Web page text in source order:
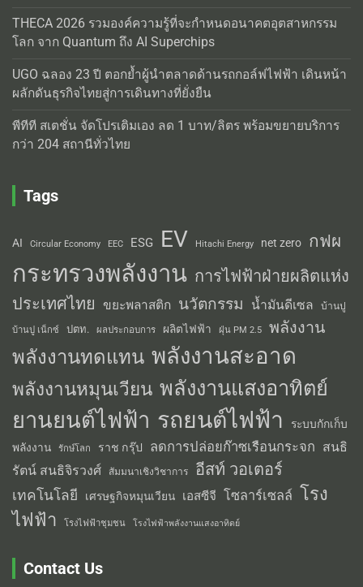
THECA 2026 รวมองค์ความรู้ที่จะกำหนดอนาคตอุตสาหกรรม
โลก จาก Quantum ถึง AI Superchips
UGO ฉลอง 23 ปี ตอกย้ำผู้นำตลาดด้านรถกอล์ฟไฟฟ้า เดินหน้า
ผลักดันธุรกิจไทยสู่การเดินทางที่ยั่งยืน
พีทีที สเตชั่น จัดโปรเติมเอง ลด 1 บาท/ลิตร พร้อมขยายบริการ
กว่า 204 สถานีทั่วไทย
Tags
AI Circular Economy EEC ESG EV Hitachi Energy net zero กฟผ
กระทรวงพลังงาน การไฟฟ้าฝ่ายผลิตแห่ง
ประเทศไทย
ขยะพลาสติก นวัตกรรม น้ำมันดีเซล บ้านปู
บ้านปู เน็กซ์ ปตท. ผลประกอบการ ผลิตไฟฟ้า ฝุ่น PM 2.5 พลังงาน
พลังงานทดแทน พลังงานสะอาด
พลังงานหมุนเวียน พลังงานแสงอาทิตย์
ยานยนต์ไฟฟ้า รถยนต์ไฟฟ้า
ระบบกักเก็บ
พลังงาน
รักษ์โลก ราช กรุ๊ป ลดการปล่อยก๊าซเรือนกระจก สนธิ
รัตน์ สนธิจิรวงศ์
สัมมนาเชิงวิชาการ อีสท์ วอเตอร์
เทคโนโลยี เศรษฐกิจหมุนเวียน เอสซีจี โซลาร์เซลล์ โรง
ไฟฟ้า
โรงไฟฟ้าชุมชน โรงไฟฟ้าพลังงานแสงอาทิตย์
Contact Us